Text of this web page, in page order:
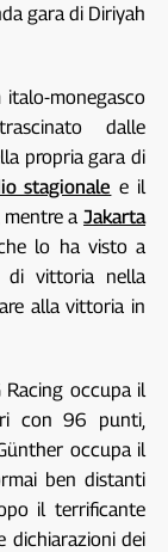
gara di Diriyah
monegasco
dalle
propria gara di
stagionale e il
mentre aJakarta
lo ha visto a
vittoria nella
alla vittoria in
Racing occupa il
con 96 punti,
occupa il
ben distanti
il terrificante
dichiarazioni dei